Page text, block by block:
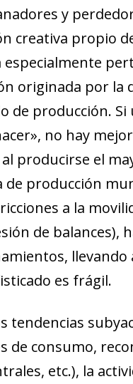
y
creativa propio
originada por la
producción. Si
no hay
producirse el
de producción
a la
de balances),
llevando
es frágil.
de consumo,
etc.), la